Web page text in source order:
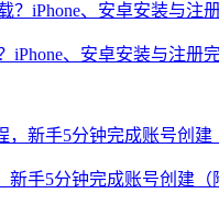
iPhone、安卓安装与注册
手5分钟完成账号创建（